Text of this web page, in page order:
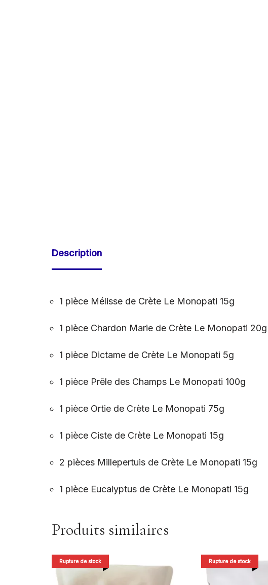
Description
1 pièce Mélisse de Crète Le Monopati 15g
1 pièce Chardon Marie de Crète Le Monopati 20g
1 pièce Dictame de Crète Le Monopati 5g
1 pièce Prêle des Champs Le Monopati 100g
1 pièce Ortie de Crète Le Monopati 75g
1 pièce Ciste de Crète Le Monopati 15g
2 pièces Millepertuis de Crète Le Monopati 15g
1 pièce Eucalyptus de Crète Le Monopati 15g
Produits similaires
Rupture de stock Rupture de stock